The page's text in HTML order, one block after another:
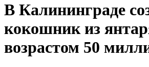
В Калининграде
кокошник из
возрастом 50